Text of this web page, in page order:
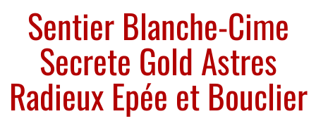
Sentier Blanche-Cime
Secrete Gold Astres
Radieux Epée et Bouclier